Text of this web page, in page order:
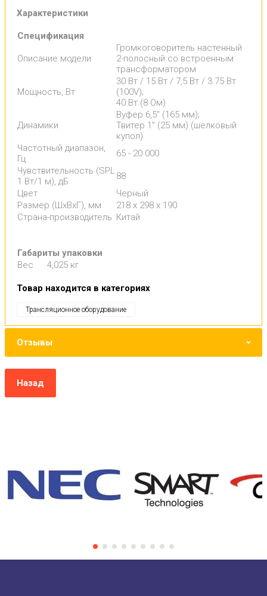
Характеристики
Спецификация
Описание модели
Громкоговоритель настенный
2-полосный со встроенным
трансформатором
Мощность, Вт
30 Вт / 15 Вт / 7,5 Вт / 3.75 Вт
(100V);
40 Вт (8 Ом)
Динамики
Вуфер 6,5” (165 мм);
Твитер 1” (25 мм) (шёлковый
купол)
Частотный диапазон,
Гц
65 - 20 000
Чувствительность (SPL
1 Вт/1 м), дБ
88
Цвет
Черный
Размер (ШхВхГ), мм
218 х 298 х 190
Страна-производитель Китай
Габариты упаковки
Вес
4,025 кг
Товар находится в категориях
Трансляционное оборудование
Отзывы
Назад